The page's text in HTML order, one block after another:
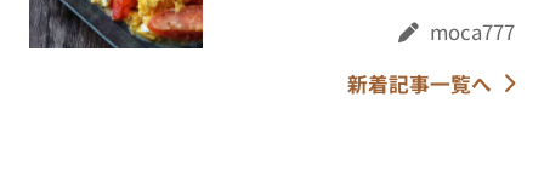
moca777
新着記事一覧へ